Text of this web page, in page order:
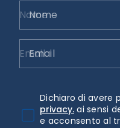
Nome
Email
Dichiaro di avere
privacy. ai sensi
e acconsento al